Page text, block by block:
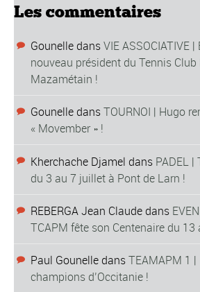
Les commentaires
Gounelle dansVIE ASSOCIATIVE
nouveau président du Tennis Club
Mazamétain !
Gounelle dansTOURNOI | Hugo
« Movember » !
Kherchache Djamel dans PADEL
du 3 au 7 juillet à Pont de Larn !
REBERGA Jean Claude dans
TCAPM fête son Centenaire du 13
Paul Gounelle dansTEAMAPM 1
champions d’Occitanie !